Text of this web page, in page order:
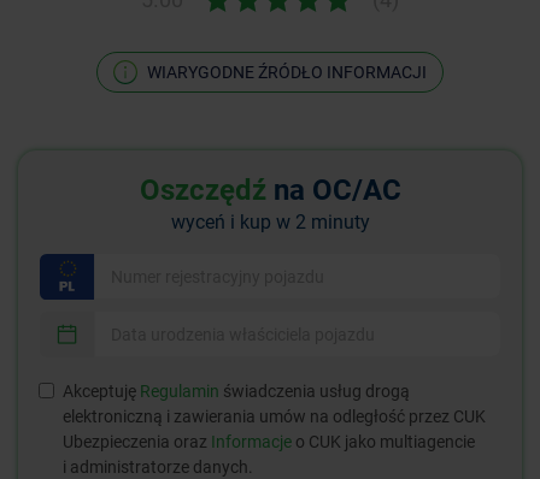
WIARYGODNE ŹRÓDŁO INFORMACJI
Oszczędź na OC/AC
wyceń i kup w 2 minuty
Akceptuję Regulamin świadczenia usług drogą
elektroniczną i zawierania umów na odległość przez CUK
Ubezpieczenia oraz Informacje o CUK jako multiagencie
i administratorze danych.